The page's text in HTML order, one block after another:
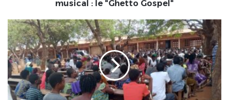
musical : le "Ghetto Gospel"
Togo|
Éducation
Le
suivi
et
le